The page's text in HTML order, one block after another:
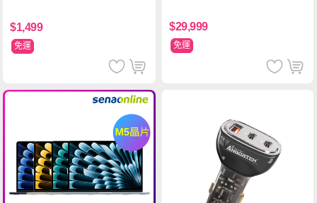
離子淨化
$1,499
免運
n11/二年保)
$29,999
免運